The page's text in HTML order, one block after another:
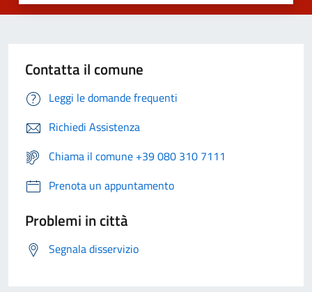
Contatta il comune
Leggi le domande frequenti
Richiedi Assistenza
Chiama il comune +39 080 310 7111
Prenota un appuntamento
Problemi in città
Segnala disservizio